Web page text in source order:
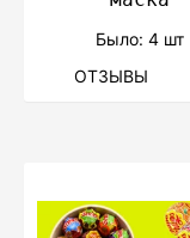
Было: 4 шт
ОТЗЫВЫ